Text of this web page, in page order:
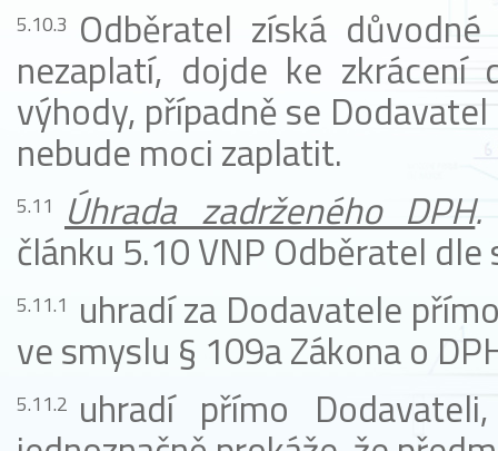
Odběratel získá
nezaplatí, dojde ke zkrácení
výhody, případně se
nebude moci zaplatit.
Úhradazadrženého DPH.
článku 5.10 VNP Odběratel dle
uhradí za Dodavatele
ve smyslu § 109a Zákona o
uhradí přímo